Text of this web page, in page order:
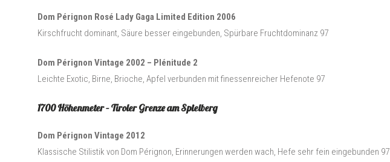
Dom Pérignon Rosé Lady Gaga Limited Edition 2006
Kirschfrucht dominant, Säure besser eingebunden, Spürbare Fruchtdominanz 97
Dom Pérignon Vintage 2002 – Plénitude 2
Leichte Exotic, Birne, Brioche, Apfel verbunden mit finessenreicher Hefenote 97
1700 Höhenmeter – Tiroler Grenze am Spielberg
Dom Pérignon Vintage 2012
Klassische Stilistik von Dom Pérignon, Erinnerungen werden wach, Hefe sehr fein eingebunden 97